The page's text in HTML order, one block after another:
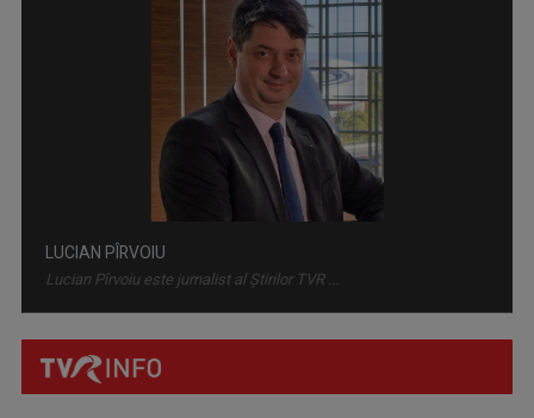
LUCIAN PÎRVOIU
Lucian Pîrvoiu este jurnalist al Ştirilor TVR ...